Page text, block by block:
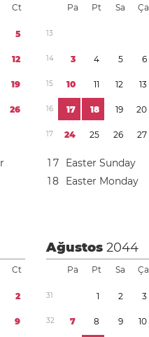
Ct
5
12
19
26
Pa Pt Sa Ça
13
14 3 4 5 6
15 10 11 12 13
16 17 18 19 20
17 24 25 26 27
1 7
Easter Sunday
18 Easter Monday
Ct
2
9
Ağustos2044
Pa Pt Sa Ça
31 1 2 3
32 7 8 9 10